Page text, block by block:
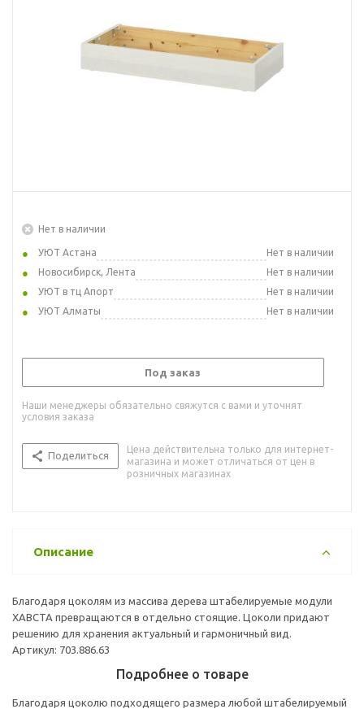
Нет в наличии
УЮТ Астана
Нет в наличии
Новосибирск, Лента
Нет в наличии
УЮТ в тц Апорт
Нет в наличии
УЮТ Алматы
Нет в наличии
Под заказ
Наши менеджеры обязательно свяжутся с вами и уточнят
условия заказа
Поделиться
Цена действительна только для интернет-
магазина и может отличаться от цен в
розничных магазинах
Описание
Благодаря цоколям из массива дерева штабелируемые модули
ХАВСТА превращаются в отдельно стоящие. Цоколи придают
решению для хранения актуальный и гармоничный вид.
Артикул: 703.886.63
Подробнее о товаре
Благодаря цоколю подходящего размера любой штабелируемый